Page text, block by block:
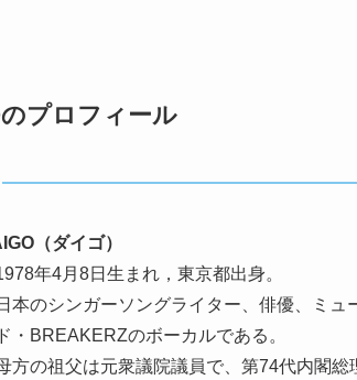
プロフィール
（ダイゴ）
年4月8日生まれ，東京都出身。
本のシンガーソングライター、俳優、ミ
・BREAKERZのボーカルである。
方の祖父は元衆議院議員で、第74代内閣総